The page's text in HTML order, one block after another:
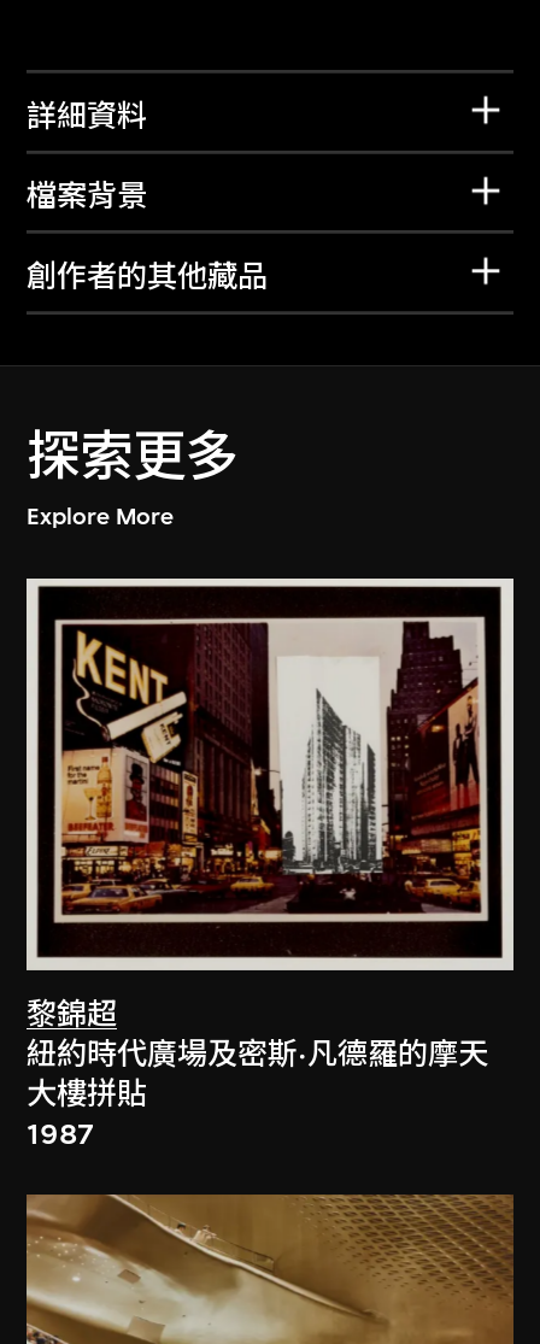
詳細資料
檔案背景
創作者的其他藏品
探索更多
Explore More
黎錦超
紐約時代廣場及密斯·凡德羅的摩天
大樓拼貼
1987